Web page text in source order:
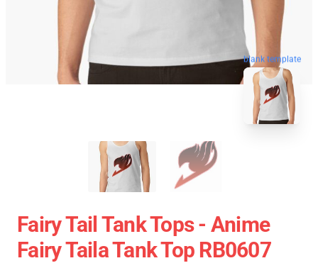
blank template
Fairy Tail Tank Tops - Anime
Fairy Taila Tank Top RB0607